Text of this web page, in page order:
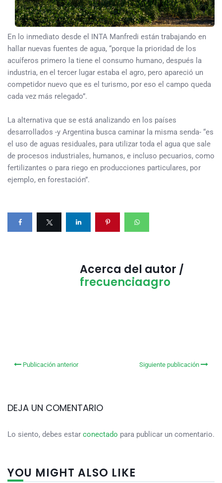
En lo inmediato desde el INTA Manfredi están trabajando en
hallar nuevas fuentes de agua, “porque la prioridad de los
acuíferos primero la tiene el consumo humano, después la
industria, en el tercer lugar estaba el agro, pero apareció un
competidor nuevo que es el turismo, por eso el campo queda
cada vez más relegado”.
La alternativa que se está analizando en los países
desarrollados -y Argentina busca caminar la misma senda- “es
el uso de aguas residuales, para utilizar toda el agua que sale
de procesos industriales, humanos, e incluso pecuarios, como
fertilizantes o para riego en producciones particulares, por
ejemplo, en forestación”.
Acerca del autor /
frecuenciaagro
Publicación anterior Siguiente publicación
DEJA UN COMENTARIO
Lo siento, debes estar conectado para publicar un comentario.
YOU MIGHT ALSO LIKE